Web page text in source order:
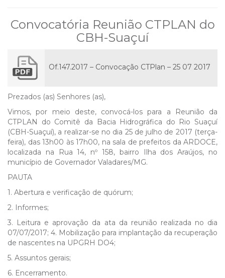
Convocatória Reunião CTPLAN do
CBH-Suaçuí
Of.147.2017 – Convocação CTPlan – 25 07 2017
Prezados (as) Senhores (as),
Vimos, por meio deste, convocá-los para a Reunião da
CTPLAN do Comitê da Bacia Hidrográfica do Rio Suaçuí
(CBH-Suaçuí), a realizar-se no dia 25 de julho de 2017 (terça-
feira), das 13h00 às 17h00, na sala de prefeitos da ARDOCE,
localizada na Rua 14, nº 158, bairro Ilha dos Araújos, no
município de Governador Valadares/MG.
PAUTA
1. Abertura e verificação de quórum;
2. Informes;
3. Leitura e aprovação da ata da reunião realizada no dia
07/07/2017; 4. Mobilização para implantação da recuperação
de nascentes na UPGRH DO4;
5. Assuntos gerais;
6. Encerramento.